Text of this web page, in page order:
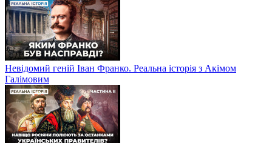
Невідомий геній Іван Франко. Реальна історія з Акімом
Галімовим